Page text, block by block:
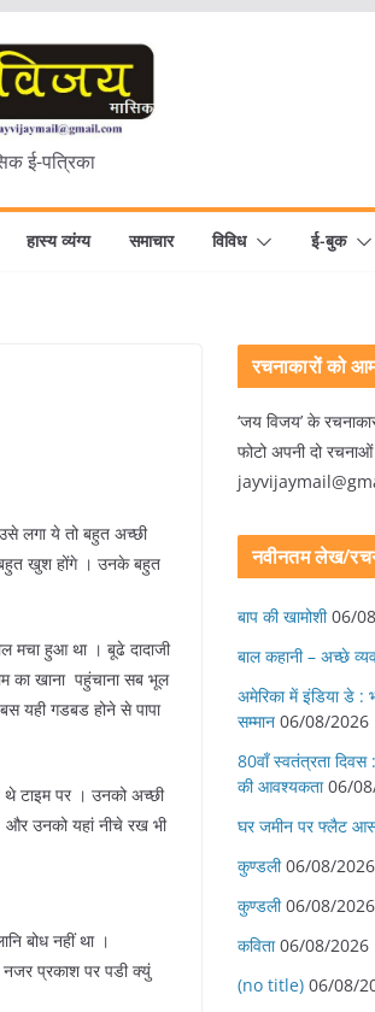
ई-पत्रिका
हास्य व्यंग्य समाचार विविध ई-बुक
लगा ये तो बहुत अच्छी
बहुत खुश होंगे । उनके बहुत
मचा हुआ था । बूढे दादाजी
का खाना पहुंचाना सब भूल
यही गडबड होने से पापा
टाइम पर । उनको अच्छी
और उनको यहां नीचे रख भी
ग्लानि बोध नहीं था ।
प्रकाश पर पडी क्युं
रचनाकारों को
‘जय विजय’ के
फोटो अपनी दो
नवीनतम लेख/
बाप की खामोशी 06/
बाल कहानी – अच्छे
अमेरिका में इंडिया डे :
सम्मान 06/08/2026
80वाँ स्वतंत्रता
की आवश्यकता 06/
घर जमीन पर फ्लैट
कुण्डली 06/08/2026
कुण्डली 06/08/2026
कविता 06/08/2026
(no title) 06/08/